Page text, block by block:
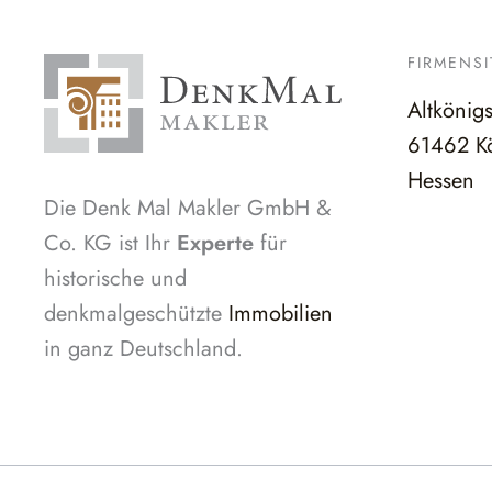
Die Denk Mal Makler GmbH &
Co. KG ist Ihr Experte für
historische und
denkmalgeschützte Immobilien
in ganz Deutschland.
61462
Hessen